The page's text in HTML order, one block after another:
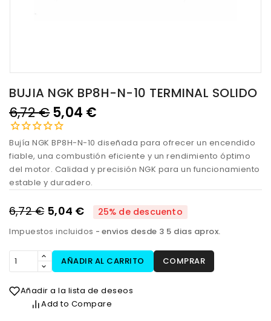
BUJIA NGK BP8H-N-10 TERMINAL SOLIDO
6,72 €5,04 €
Bujía NGK BP8H-N-10 diseñada para ofrecer un encendido
fiable, una combustión eficiente y un rendimiento óptimo
del motor. Calidad y precisión NGK para un funcionamiento
estable y duradero.
6,72 € 5,04 € 25% de descuento
Impuestos incluidos envios desde 3 5 dias aprox.
AÑADIR AL CARRITO COMPRAR
Añadir a la lista de deseos
Add to Compare